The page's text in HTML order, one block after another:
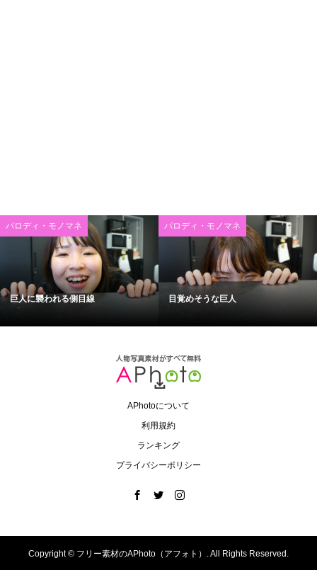
パロディ・モノマネ
巨人に襲われる側目線
パロディ・モノマネ
目覚めそうな巨人
APhotoについて
利用規約
ランキング
プライバシーポリシー
Copyright © フリー素材のAPhoto（アフォト）. All Rights Reserved.